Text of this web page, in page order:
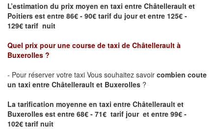
L’estimation du prix moyen en taxi entre Châtellerault et
Poitiers est entre 86€ - 90€ tarif du jour et entre 125€ -
129€ tarif nuit
Quel prix pour une course de taxi de Châtellerault à
Buxerolles ?
- Pour réserver votre taxi Vous souhaitez savoir combien coute
un taxi entre Châtellerault et Buxerolles ?
La tarification moyenne en taxi entre Châtellerault et
Buxerolles est entre 68€ - 71€ tarif jour et entre 99€ -
102€ tarif nuit